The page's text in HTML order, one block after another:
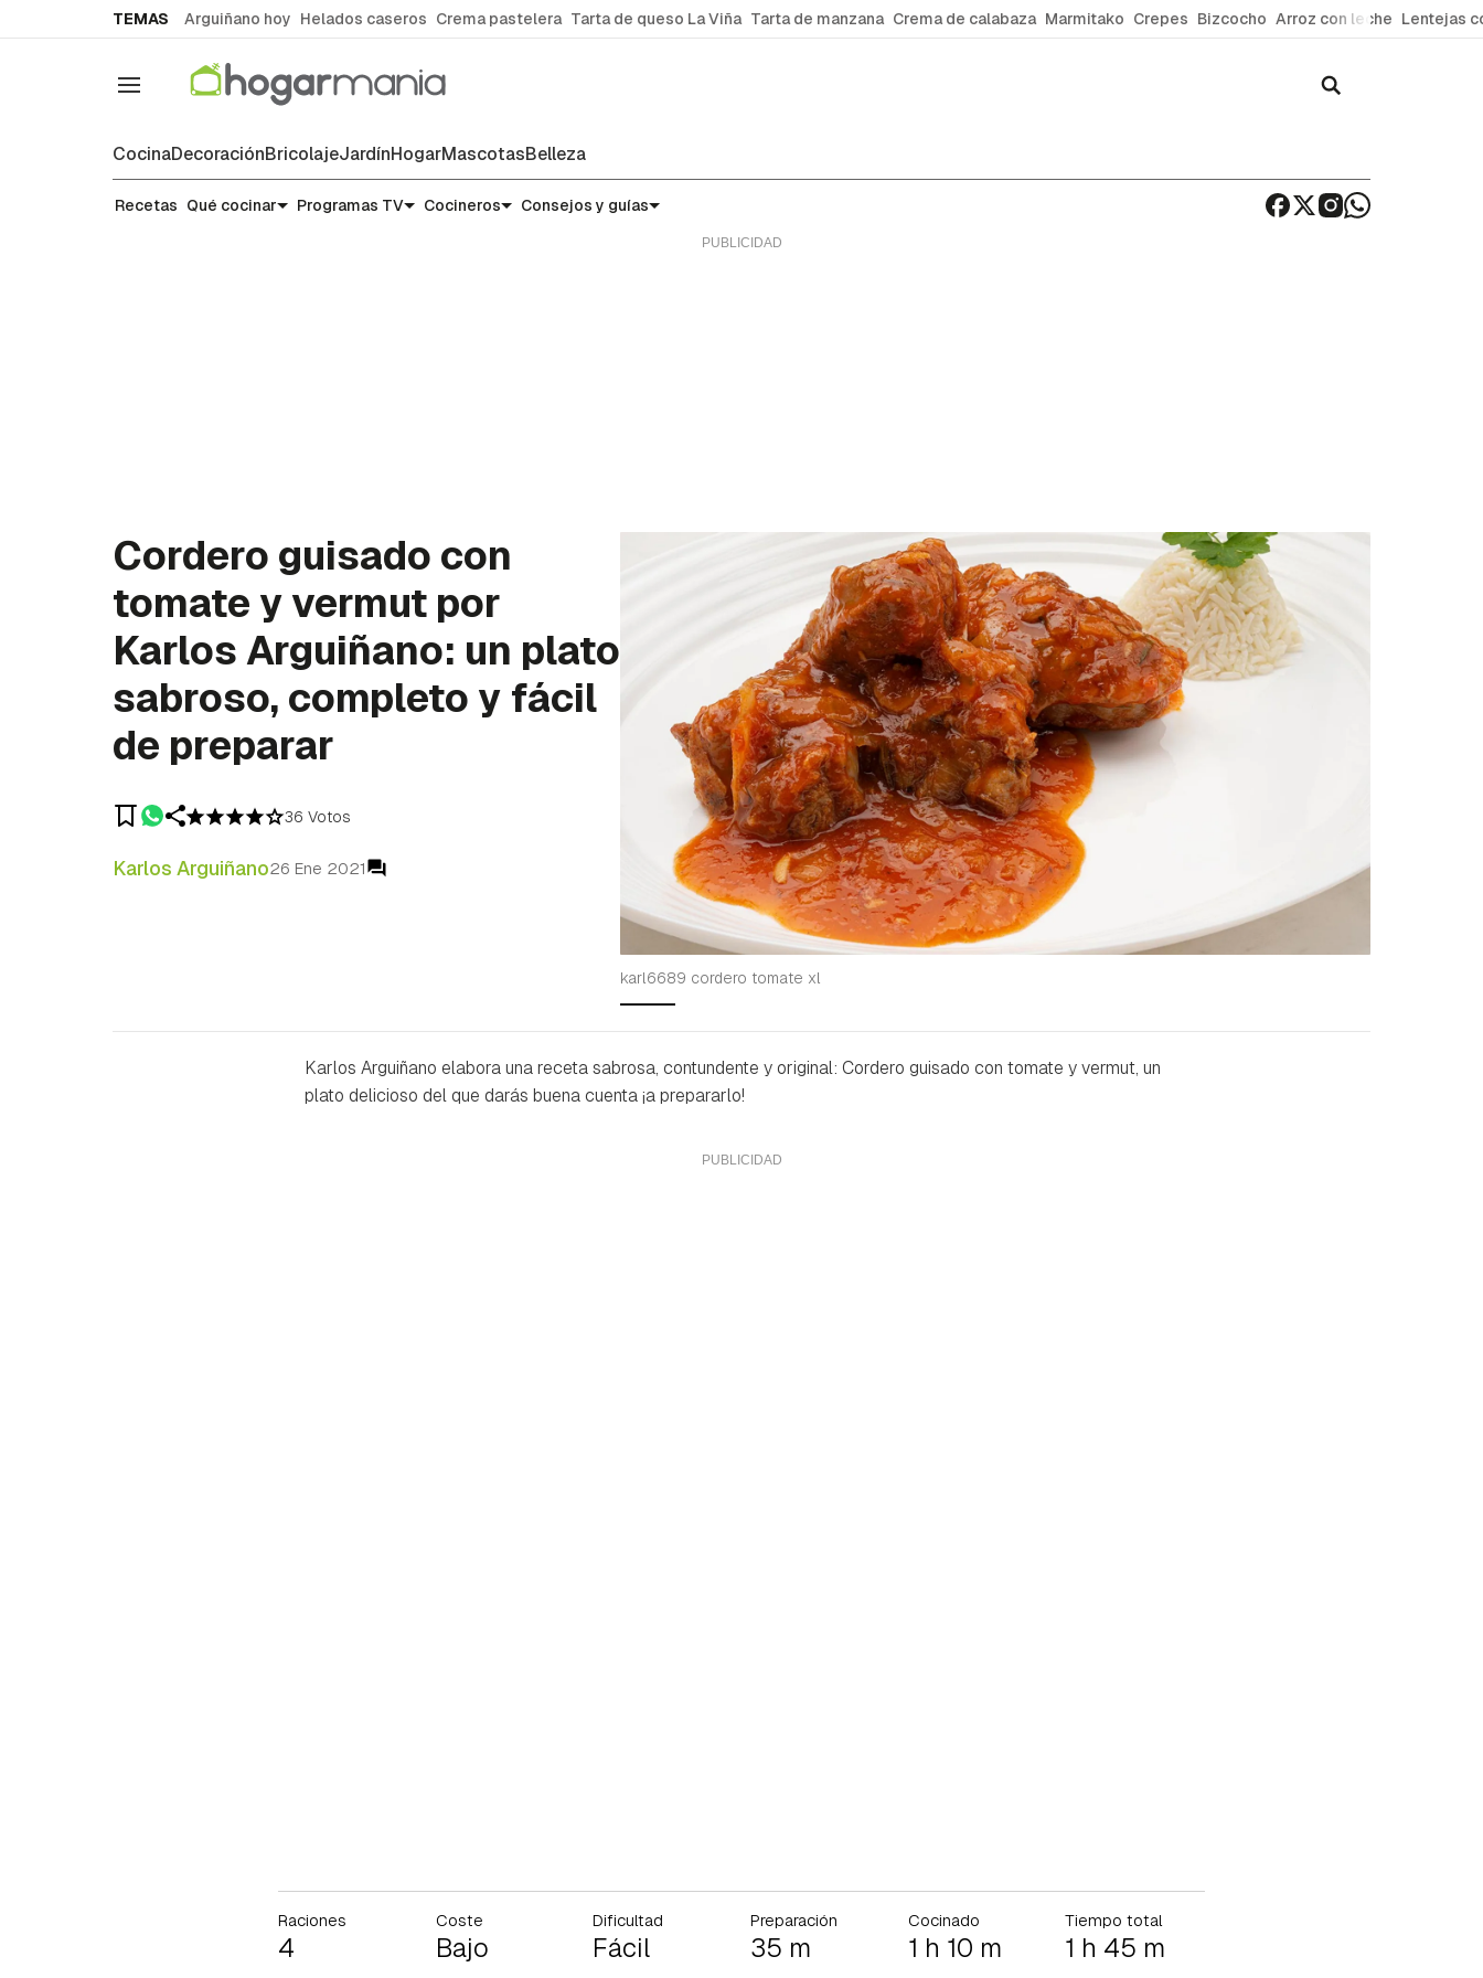
TEMAS Arguiñano hoy Helados caseros Crema pastelera Tarta de queso La Viña Tarta de manzana Crema de calabaza Marmitako Crepes Bizcocho Arroz con leche Lentejas
Navegación
CocinaDecoraciónBricolajeJardínHogarMascotasBelleza
Recetas
Recetas Qué cocinar Programas TV Cocineros Consejos y guías
Cordero guisado con
tomate y vermut por
Karlos Arguiñano: un plato
sabroso, completo y fácil
de preparar
36 Votos
Karlos Arguiñano26 Ene 2021
karl6689 cordero tomate xl
Karlos Arguiñano elabora una receta sabrosa, contundente y original: Cordero guisado con tomate y vermut, un
plato delicioso del que darás buena cuenta ¡a prepararlo!
Raciones
4
Coste
Bajo
Dificultad
Fácil
Preparación
35 m
Cocinado
1 h 10 m
Tiempo total
1 h 45 m